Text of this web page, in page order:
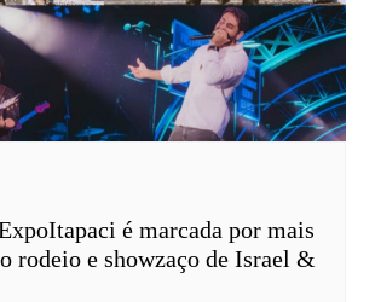
é marcada por mais
rodeio e showzaço de Israel &